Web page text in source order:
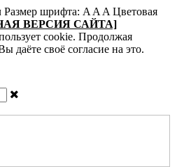
Размер шрифта: A A A Цветовая
ВЕРСИЯ САЙТА]
cookie. Продолжая
даёте своё согласие на это.